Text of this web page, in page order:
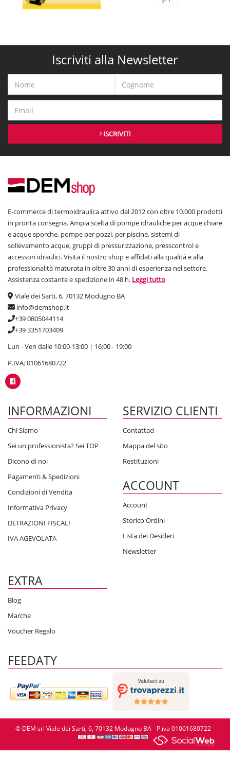
Iscriviti alla Newsletter
ISCRIVITI
E-commerce di termoidraulica attivo dal 2012 con oltre 10.000 prodotti
in pronta consegna. Ampia scelta di pompe idrauliche per acque chiare
e acque sporche, pompe per pozzi, per piscine, sistemi di
sollevamento acque, gruppi di pressurizzazione, presscontrol e
accessori idraulici. Visita il nostro shop e affidati alla qualità e alla
professionalità maturata in oltre 30 anni di esperienza nel settore.
Assistenza costante e spedizione in 48 h. Leggi tutto
Viale dei Sarti, 6, 70132 Modugno BA
info@demshop.it
+39 0805044114
+39 3351703409
Lun - Ven dalle 10:00-13:00 | 16:00 - 19:00
P.IVA: 01061680722
INFORMAZIONI
Chi Siamo
Sei un professionista? Sei TOP
Dicono di noi
Pagamenti & Spedizioni
Condizioni di Vendita
Informativa Privacy
DETRAZIONI FISCALI
IVA AGEVOLATA
SERVIZIO CLIENTI
Contattaci
Mappa del sito
Restituzioni
ACCOUNT
Account
Storico Ordini
Lista dei Desideri
Newsletter
EXTRA
Blog
Marche
Voucher Regalo
FEEDATY
© DEM srl Viale dei Sarti, 6, 70132 Modugno BA - P.iva 01061680722